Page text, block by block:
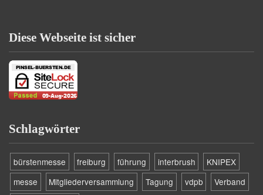
Diese Webseite ist sicher
Schlagwörter
bürstenmesse freiburg führung interbrush
KNIPEX
messe
Mitgliederversammlung Tagung vdpb
Verband